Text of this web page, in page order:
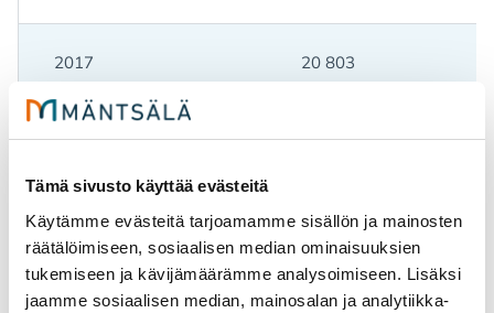
Tämä sivusto käyttää evästeitä
Käytämme evästeitä tarjoamamme sisällön ja mainosten
räätälöimiseen, sosiaalisen median ominaisuuksien
tukemiseen ja kävijämäärämme analysoimiseen. Lisäksi
jaamme sosiaalisen median, mainosalan ja analytiikka-
2017 20 803
2018 20 686
2019 20 721
2020 20 723